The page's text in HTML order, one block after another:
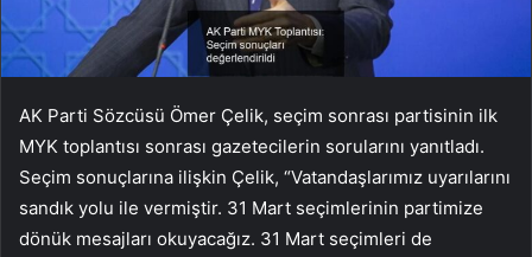
AK Parti Sözcüsü Ömer Çelik, seçim sonrası partisinin ilk
MYK toplantısı sonrası gazetecilerin sorularını yanıtladı.
Seçim sonuçlarına ilişkin Çelik, “Vatandaşlarımız uyarılarını
sandık yolu ile vermiştir. 31 Mart seçimlerinin partimize
dönük mesajları okuyacağız. 31 Mart seçimleri de